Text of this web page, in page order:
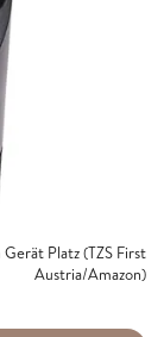
Platz (TZS First
Austria/Amazon)